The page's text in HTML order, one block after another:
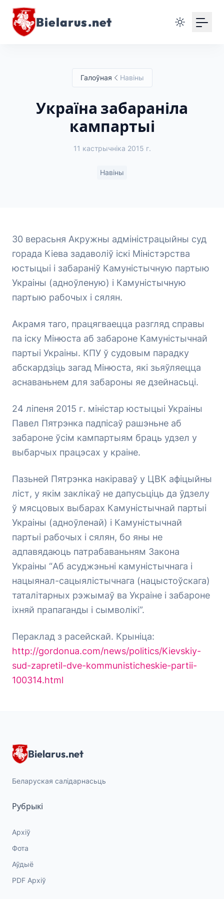
Bielarus.net
Галоўная Навіны
Україна забараніла
кампартыі
11 кастрычніка 2015 г.
Навіны
30 верасьня Акружны адміністрацыйны суд
горада Кіева задаволіў іскі Міністэрства
юстыцыі і забараніў Камуністычную партыю
Украіны (адноўленую) і Камуністычную
партыю рабочых і сялян.
Акрамя таго, працягваецца разгляд справы
па іску Мінюста аб забароне Камуністычнай
партыі Украіны. КПУ ў судовым парадку
абскардзіць загад Мінюста, які зьяўляецца
аснаваньнем для забароны яе дзейнасьці.
24 ліпеня 2015 г. міністар юстыцыі Украіны
Павел Пятрэнка падпісаў рашэньне аб
забароне ўсім кампартыям браць удзел у
выбарчых працэсах у краіне.
Пазьней Пятрэнка накіраваў у ЦВК афіцыйны
ліст, у якім заклікаў не дапусьціць да ўдзелу
ў мясцовых выбарах Камуністычнай партыі
Украіны (адноўленай) і Камуністычнай
партыі рабочых і сялян, бо яны не
адпавядаюць патрабаваньням Закона
Украіны “Аб асуджэньні камуністычнага і
нацыянал-сацыялістычнага (нацыстоўскага)
таталітарных рэжымаў ва Украіне і забароне
іхняй прапаганды і сымволікі”.
Пераклад з расейскай. Крыніца:
http://gordonua.com/news/politics/Kievskiy-
sud-zapretil-dve-kommunisticheskie-partii-
100314.html
Bielarus.net
Беларуская салідарнасьць
Рубрыкі
Архіў
Фота
Аўдыё
PDF Архіў